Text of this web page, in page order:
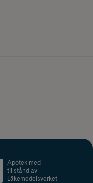
Apotek med
tillstånd av
Läkemedelsverket